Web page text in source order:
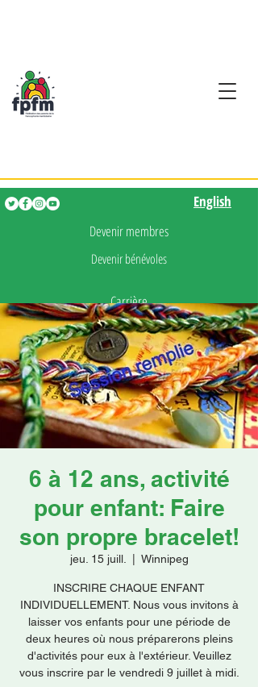
Devenir membres
Devenir bénévoles
Carrière
Presse
Faire un don
English
6 à 12 ans, activité
pour enfant: Faire
son propre bracelet!
jeu. 15 juill. Winnipeg
INSCRIRE CHAQUE ENFANT
INDIVIDUELLEMENT. Nous vous invitons à
laisser vos enfants pour une période de
deux heures où nous préparerons pleins
d'activités pour eux à l'extérieur. Veuillez
vous inscrire par le vendredi 9 juillet à midi.